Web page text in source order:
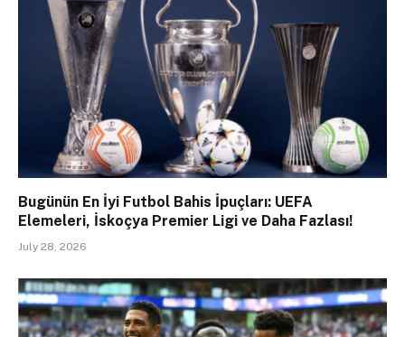
Bugünün En İyi Futbol Bahis İpuçları: UEFA
Elemeleri, İskoçya Premier Ligi ve Daha Fazlası!
July 28, 2026